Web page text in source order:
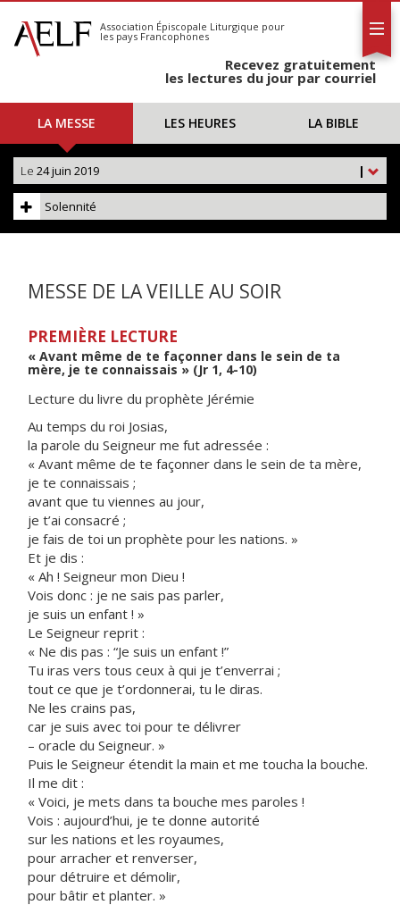
S'abonner
Calendrier
Association Épiscopale Liturgique pour
les pays Francophones
Recevez gratuitement
les lectures du jour par courriel
LA MESSE LES HEURES LA BIBLE
|
Le 24 juin 2019
Solennité
MESSE DE LA VEILLE AU SOIR
PREMIÈRE LECTURE
« Avant même de te façonner dans le sein de ta
mère, je te connaissais » (Jr 1, 4-10)
Lecture du livre du prophète Jérémie
Au temps du roi Josias,
la parole du Seigneur me fut adressée :
« Avant même de te façonner dans le sein de ta mère,
je te connaissais ;
avant que tu viennes au jour,
je t’ai consacré ;
je fais de toi un prophète pour les nations. »
Et je dis :
« Ah ! Seigneur mon Dieu !
Vois donc : je ne sais pas parler,
je suis un enfant ! »
Le Seigneur reprit :
« Ne dis pas : “Je suis un enfant !”
Tu iras vers tous ceux à qui je t’enverrai ;
tout ce que je t’ordonnerai, tu le diras.
Ne les crains pas,
car je suis avec toi pour te délivrer
– oracle du Seigneur. »
Puis le Seigneur étendit la main et me toucha la bouche.
Il me dit :
« Voici, je mets dans ta bouche mes paroles !
Vois : aujourd’hui, je te donne autorité
sur les nations et les royaumes,
pour arracher et renverser,
pour détruire et démolir,
pour bâtir et planter. »